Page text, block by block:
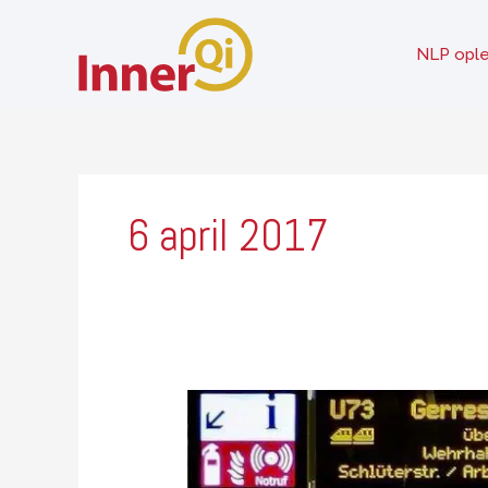
NLP
6 april 2017
Begin!
Van
doelen
dromen,